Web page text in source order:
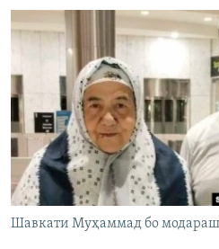
Шавкати Муҳаммад бо